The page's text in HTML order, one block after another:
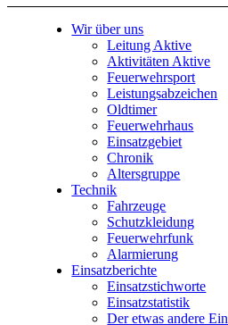
Wir über uns
Leitung Aktive
Aktivitäten Aktive
Feuerwehrsport
Leistungsabzeichen
Oldtimer
Feuerwehrhaus
Einsatzgebiet
Chronik
Altersgruppe
Technik
Fahrzeuge
Schutzkleidung
Feuerwehrfunk
Alarmierung
Einsatzberichte
Einsatzstichworte
Einsatzstatistik
Der etwas andere